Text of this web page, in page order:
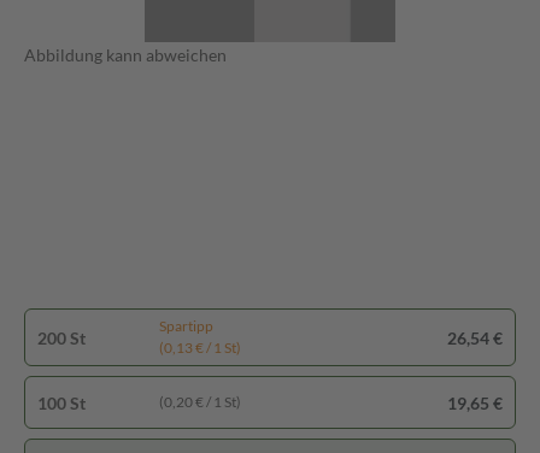
Abbildung kann abweichen
200 St
Spartipp
(0,13 € / 1 St)
26,54 €
100 St (0,20 € / 1 St) 19,65 €